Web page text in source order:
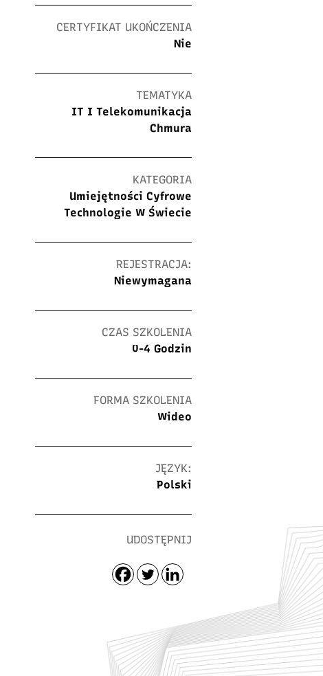
CERTYFIKAT UKOŃCZENIA
Nie
TEMATYKA
IT I Telekomunikacja
Chmura
KATEGORIA
Umiejętności Cyfrowe
Technologie W Świecie
REJESTRACJA:
Niewymagana
CZAS SZKOLENIA
0-4 Godzin
FORMA SZKOLENIA
Wideo
JĘZYK:
Polski
UDOSTĘPNIJ